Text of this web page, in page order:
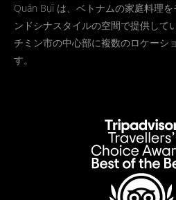
Quán Bụi は、ベトナムの家庭料理
ンドシナスタイルの空間で提供して
チミン市の中心部に複数のロケーシ
す。